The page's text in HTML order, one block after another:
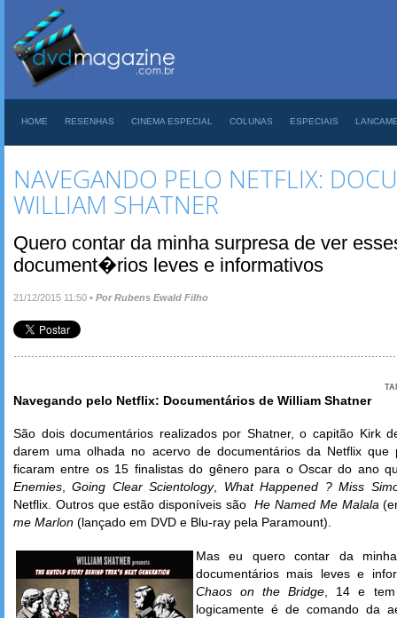
HOME RESENHAS CINEMA ESPECIAL COLUNAS ESPECIAIS
NAVEGANDO PELO NETFLIX:
WILLIAM SHATNER
Quero contar da minha surpresa de ver
document�rios leves e informativos
21/12/2015 11:50 • Por Rubens Ewald Filho
Navegando pelo Netflix: Documentários de William Shatner
São dois documentários realizados por Shatner, o capitão Kirk
darem uma olhada no acervo de documentários da Netflix
ficaram entre os 15 finalistas do gênero para o Oscar do ano
Enemies ,Going Clear Scientology, What Happened ?Miss
Netflix. Outros que estão disponíveis sãoHe Named Me Malala
me Marlon (lançado em DVD e Blu-ray pela Paramount).
Mas eu quero contar da
documentários mais leves e
Chaos on the Bridge , 14 e
logicamente é de comando da